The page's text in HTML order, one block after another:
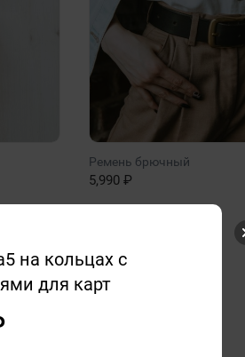
Ремень брючный
5,990 ₽
на кольцах с
для карт